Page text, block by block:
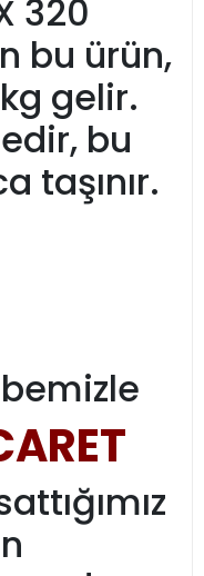
320
bu ürün,
gelir.
bu
taşınır.